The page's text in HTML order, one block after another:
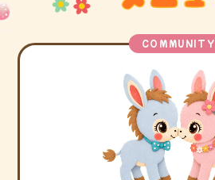
COMMUNITY